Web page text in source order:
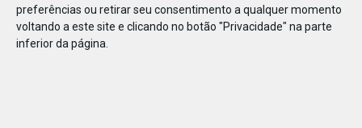
preferências ou retirar seu consentimento a qualquer momento
voltando a este site e clicando no botão "Privacidade" na parte
inferior da página.